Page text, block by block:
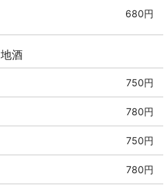
680円
地酒
750円
780円
750円
780円